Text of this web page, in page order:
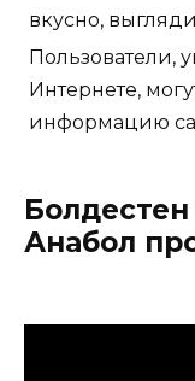
вкусно,
Пользователи,
Интернете,
информацию
Анабол